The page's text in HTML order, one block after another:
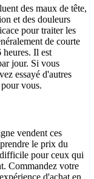
des maux de tête,
et des douleurs
pour traiter les
de courte
heures. Il est
jour. Si vous
essayé d'autres
vous.
vendent ces
le prix du
pour ceux qui
Commandez votre
d'achat en